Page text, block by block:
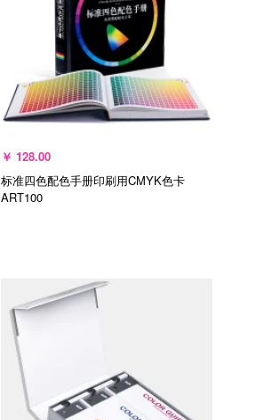
￥ 128.00
标准四色配色手册印刷用CMYK色卡
ART100
加入购物车